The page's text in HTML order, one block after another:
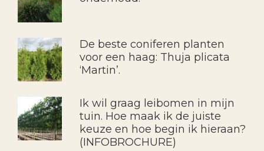
De beste coniferen planten
voor een haag: Thuja plicata
‘Martin’.
Ik wil graag leibomen in mijn
tuin. Hoe maak ik de juiste
keuze en hoe begin ik hieraan?
(INFOBROCHURE)